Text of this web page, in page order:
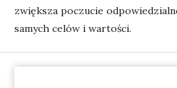
zwiększa poczucie
samych celów i wartości.